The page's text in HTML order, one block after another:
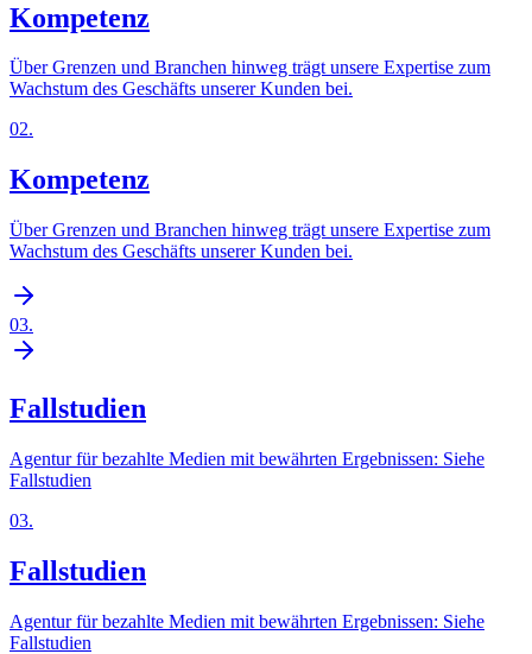
Kompetenz
Über Grenzen und Branchen hinweg trägt unsere Expertise zum
Wachstum des Geschäfts unserer Kunden bei.
02.
Kompetenz
Über Grenzen und Branchen hinweg trägt unsere Expertise zum
Wachstum des Geschäfts unserer Kunden bei.
03.
Fallstudien
Agentur für bezahlte Medien mit bewährten Ergebnissen: Siehe
Fallstudien
03.
Fallstudien
Agentur für bezahlte Medien mit bewährten Ergebnissen: Siehe
Fallstudien